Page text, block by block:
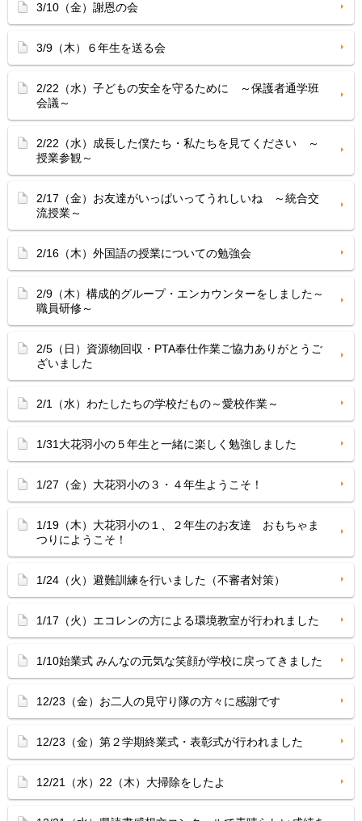
3/10（金）謝恩の会
3/9（木）６年生を送る会
2/22（水）子どもの安全を守るために ～保護者通学班
会議～
2/22（水）成長した僕たち・私たちを見てください ～
授業参観～
2/17（金）お友達がいっぱいってうれしいね ～統合交
流授業～
2/16（木）外国語の授業についての勉強会
2/9（木）構成的グループ・エンカウンターをしました～
職員研修～
2/5（日）資源物回収・PTA奉仕作業ご協力ありがとうご
ざいました
2/1（水）わたしたちの学校だもの～愛校作業～
1/31大花羽小の５年生と一緒に楽しく勉強しました
1/27（金）大花羽小の３・４年生ようこそ！
1/19（木）大花羽小の１、２年生のお友達 おもちゃま
つりにようこそ！
1/24（火）避難訓練を行いました（不審者対策）
1/17（火）エコレンの方による環境教室が行われました
1/10始業式 みんなの元気な笑顔が学校に戻ってきました
12/23（金）お二人の見守り隊の方々に感謝です
12/23（金）第２学期終業式・表彰式が行われました
12/21（水）22（木）大掃除をしたよ